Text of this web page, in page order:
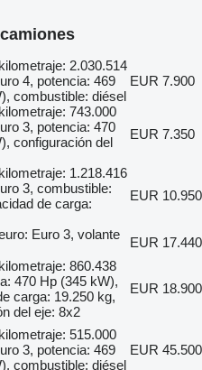
2.030.514
4, potencia: 469
combustible: diésel
EUR 7.900
743.000
3, potencia: 470
configuración del
EUR 7.350
1.218.416
3, combustible:
de carga:
EUR 10.950
Euro 3, volante
EUR 17.440
860.438
470 Hp (345 kW),
carga: 19.250 kg,
del eje: 8x2
EUR 18.900
515.000
3, potencia: 469
combustible: diésel
EUR 45.500